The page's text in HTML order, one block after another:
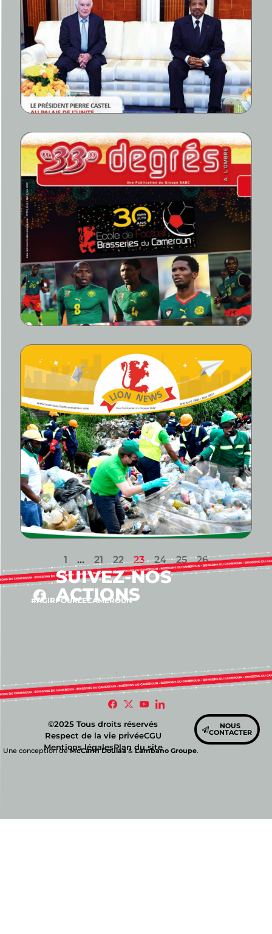
1 … 21 22 23 24 25 26
SUIVEZ-NOS
ACTIONS
#AGIRPOURLECAMEROUN
©2025 Tous droits réservés
Respect de la vie privéeCGU
Mentions légalesPlan du site
NOUS
CONTACTER
Une conception deMcCann Doulaa&Lambano Groupe.